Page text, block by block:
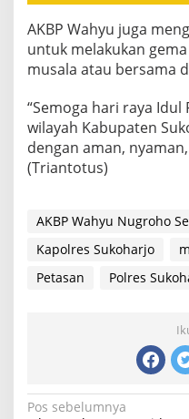
AKBP Wahyu juga
untuk melakukan
musala atau bersama
“Semoga hari raya Idul
wilayah Kabupaten
dengan aman,
(Triantotus)
AKBP Wahyu Nugroho
Kapolres Sukoharjo
Petasan
Polres
Navigasi
Pos sebelumnya